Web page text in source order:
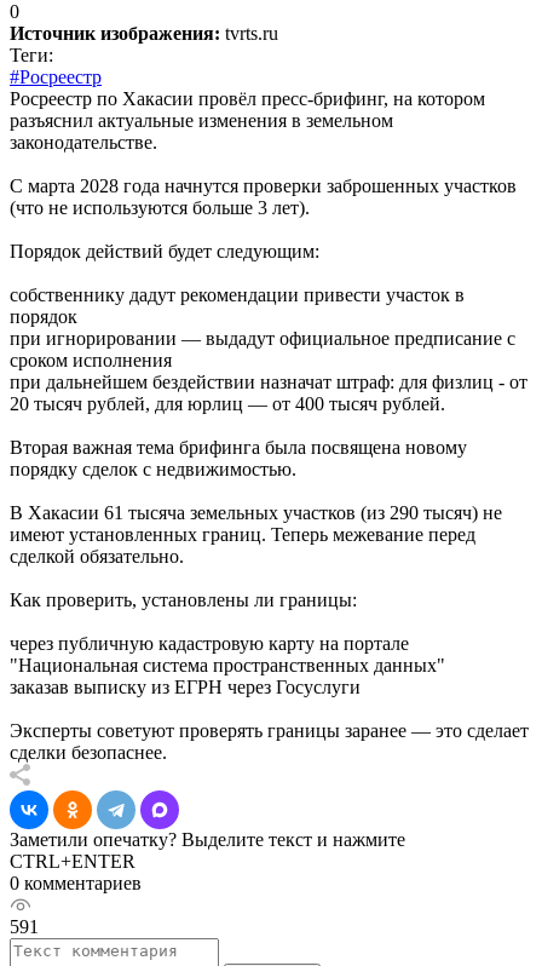
0
Источник изображения: tvrts.ru
Теги:
#Росреестр
Росреестр по Хакасии провёл пресс‑брифинг, на котором
разъяснил актуальные изменения в земельном
законодательстве.
С марта 2028 года начнутся проверки заброшенных участков
(что не используются больше 3 лет).
Порядок действий будет следующим:
собственнику дадут рекомендации привести участок в
порядок
при игнорировании — выдадут официальное предписание с
сроком исполнения
при дальнейшем бездействии назначат штраф: для физлиц - от
20 тысяч рублей, для юрлиц — от 400 тысяч рублей.
Вторая важная тема брифинга была посвящена новому
порядку сделок с недвижимостью.
В Хакасии 61 тысяча земельных участков (из 290 тысяч) не
имеют установленных границ. Теперь межевание перед
сделкой обязательно.
Как проверить, установлены ли границы:
через публичную кадастровую карту на портале
"Национальная система пространственных данных"
заказав выписку из ЕГРН через Госуслуги
Эксперты советуют проверять границы заранее — это сделает
сделки безопаснее.
Заметили опечатку? Выделите текст и нажмите
CTRL+ENTER
0 комментариев
591